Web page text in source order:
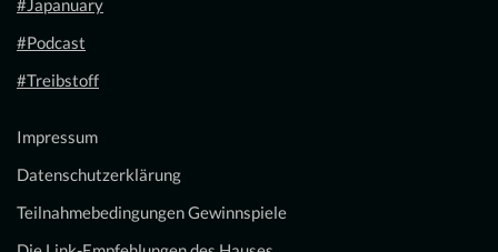
#Japanuary
#Podcast
#Treibstoff
Impressum
Datenschutzerklärung
Teilnahmebedingungen Gewinnspiele